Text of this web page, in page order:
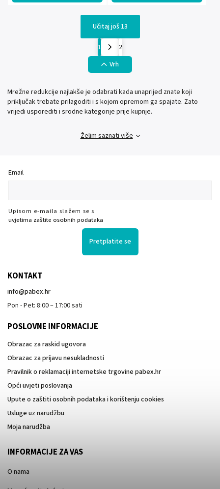
Učitaj još 13
1
2
Vrh
Mrežne redukcije najlakše je odabrati kada unaprijed znate koji
priključak trebate prilagoditi i s kojom opremom ga spajate. Zato
vrijedi usporediti i srodne kategorije prije kupnje.
Želim saznati više
Email
Upisom e-maila slažem se s
uvjetima zaštite osobnih podataka
Pretplatite se
KONTAKT
info@pabex.hr
Pon - Pet: 8:00 – 17:00 sati
POSLOVNE INFORMACIJE
Obrazac za raskid ugovora
Obrazac za prijavu nesukladnosti
Pravilnik o reklamaciji internetske trgovine pabex.hr
Opći uvjeti poslovanja
Upute o zaštiti osobnih podataka i korištenju cookies
Usluge uz narudžbu
Moja narudžba
INFORMACIJE ZA VAS
O nama